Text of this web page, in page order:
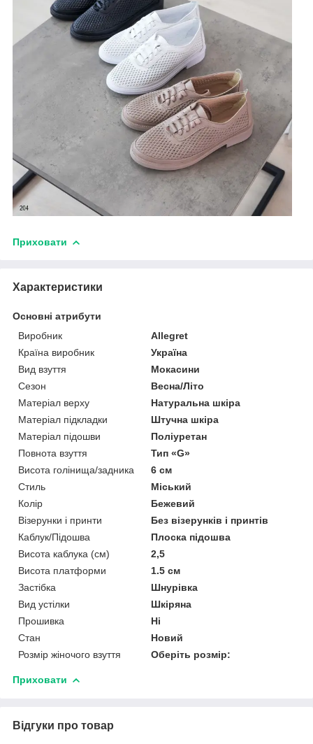
Приховати
Характеристики
Основні атрибути
Виробник
Allegret
Країна виробник
Україна
Вид взуття
Мокасини
Сезон
Весна/Літо
Матеріал верху
Натуральна шкіра
Матеріал підкладки
Штучна шкіра
Матеріал підошви
Поліуретан
Повнота взуття
Тип «G»
Висота голінища/задника
6 см
Стиль
Міський
Колір
Бежевий
Візерунки і принти
Без візерунків і принтів
Каблук/Підошва
Плоска підошва
Висота каблука (см)
2,5
Висота платформи
1.5 см
Застібка
Шнурівка
Вид устілки
Шкіряна
Прошивка
Ні
Стан
Новий
Розмір жіночого взуття
Оберіть розмір:
Приховати
Відгуки про товар